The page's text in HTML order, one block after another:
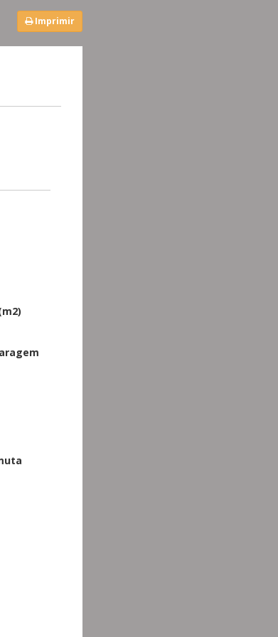
Imprimir